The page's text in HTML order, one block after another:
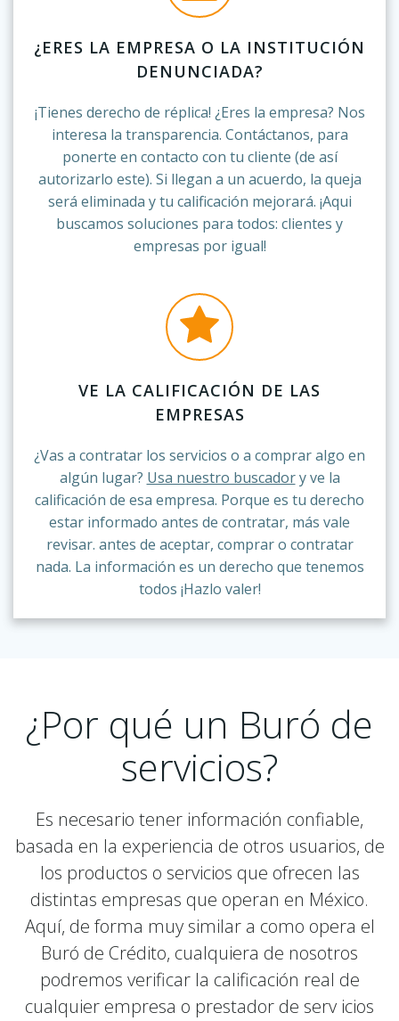
¿ERES LA EMPRESA O LA INSTITUCIÓN
DENUNCIADA?
¡Tienes derecho de réplica! ¿Eres la empresa? Nos
interesa la transparencia. Contáctanos, para
ponerte en contacto con tu cliente (de así
autorizarlo este). Si llegan a un acuerdo, la queja
será eliminada y tu calificación mejorará. ¡Aqui
buscamos soluciones para todos: clientes y
empresas por igual!
VE LA CALIFICACIÓN DE LAS
EMPRESAS
¿Vas a contratar los servicios o a comprar algo en
algún lugar? Usa nuestro buscadory ve la
calificación de esa empresa. Porque es tu derecho
estar informado antes de contratar, más vale
revisar. antes de aceptar, comprar o contratar
nada. La información es un derecho que tenemos
todos ¡Hazlo valer!
¿Por qué un Buró de
servicios?
Es necesario tener información confiable,
basada en la experiencia de otros usuarios, de
los productos o servicios que ofrecen las
distintas empresas que operan en México.
Aquí, de forma muy similar a como opera el
Buró de Crédito, cualquiera de nosotros
podremos verificar la calificación real de
cualquier empresa o prestador de serv icios